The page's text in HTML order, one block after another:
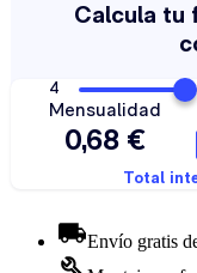
Envío gratis